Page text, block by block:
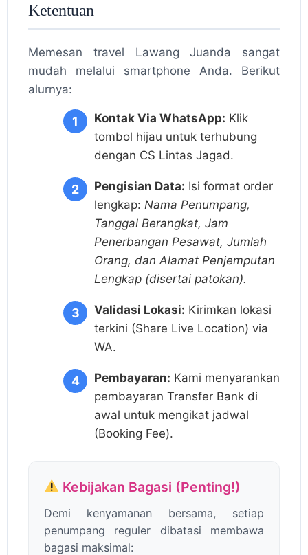
Ketentuan
Memesan travel Lawang Juanda sangat
mudah melalui smartphone Anda. Berikut
alurnya:
Kontak Via WhatsApp: Klik
tombol hijau untuk terhubung
dengan CS Lintas Jagad.
Pengisian Data: Isi format order
lengkap: Nama Penumpang,
Tanggal Berangkat, Jam
Penerbangan Pesawat, Jumlah
Orang, dan Alamat Penjemputan
Lengkap (disertai patokan).
Validasi Lokasi: Kirimkan lokasi
terkini (Share Live Location) via
WA.
Pembayaran: Kami menyarankan
pembayaran Transfer Bank di
awal untuk mengikat jadwal
(Booking Fee).
Kebijakan Bagasi (Penting!)
Demi kenyamanan bersama, setiap
penumpang reguler dibatasi membawa
bagasi maksimal: